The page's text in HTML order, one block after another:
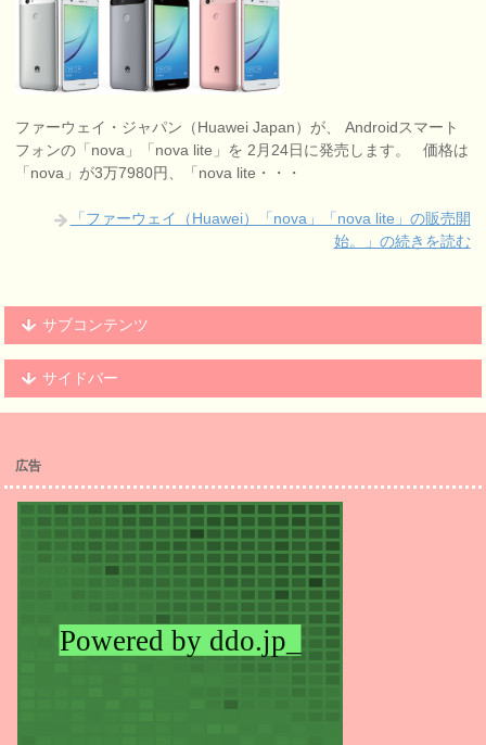
ファーウェイ・ジャパン（Huawei Japan）が、 Androidスマート
フォンの「nova」「nova lite」を 2月24日に発売します。 価格は
「nova」が3万7980円、「nova lite・・・
「ファーウェイ（Huawei）「nova」「nova lite」の販売開
始。」の続きを読む
サブコンテンツ
サイドバー
広告